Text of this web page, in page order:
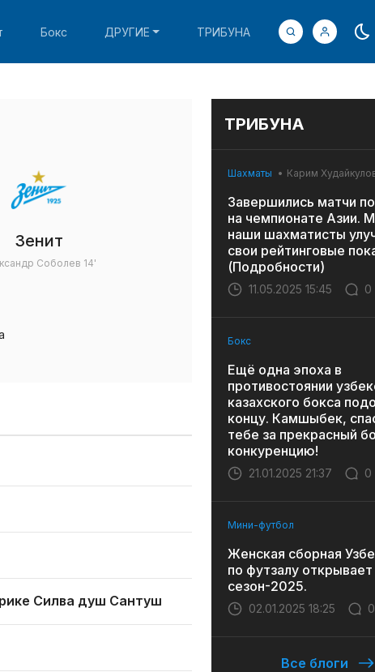
Бокс ДРУГИЕ ТРИБУНА
Зенит
Соболев 14'
Силва душ Сантуш
ТРИБУНА
Шахматы Карим
Завершились матчи
на чемпионате Азии.
наши шахматисты
свои рейтинговые
(Подробности)
11.05.2025 15:45 0
Бокс
Ещё одна эпоха в
противостоянии
казахского бокса
концу. Камшыбек,
тебе за прекрасный
конкуренцию!
21.01.2025 21:37 0
Мини-футбол
Женская сборная
по футзалу открывает
сезон-2025.
02.01.2025 18:25 0
Все блоги